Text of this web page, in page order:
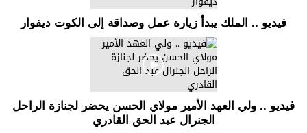
فيديو .. الملك يبدأ زيارة عمل وصداقة إلى الكوت ديفوار
فيديو .. ولي العهد الأمير مولاي الحسن يحضر لجنازة الراحل
الجنرال عبد الحق القادري